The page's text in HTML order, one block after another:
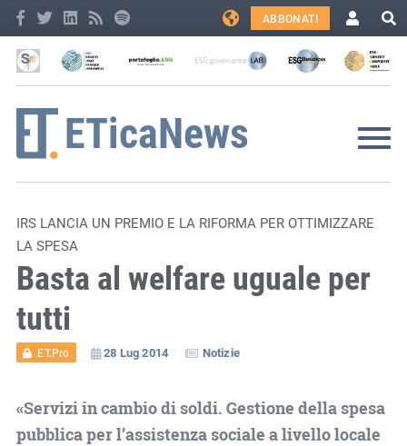
ABBONATI
IRS LANCIA UN PREMIO E LA RIFORMA PER OTTIMIZZARE
LA SPESA
Basta al welfare uguale per
tutti
ET.Pro 28 Lug 2014 Notizie
«Servizi in cambio di soldi. Gestione della spesa
pubblica per l’assistenza sociale a livello locale